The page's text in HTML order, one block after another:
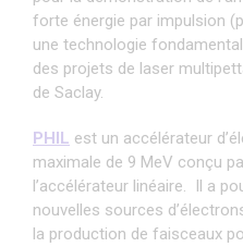
forte énergie par impulsion
une technologie
des projets de laser
de Saclay.
PHIL est un accélérateur
maximale de 9 MeV conçu
l’accélérateur linéaire. Il a
nouvelles sources
la production de faisceaux